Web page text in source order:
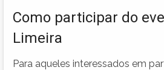
Como participar do
Limeira
Para aqueles interessados em